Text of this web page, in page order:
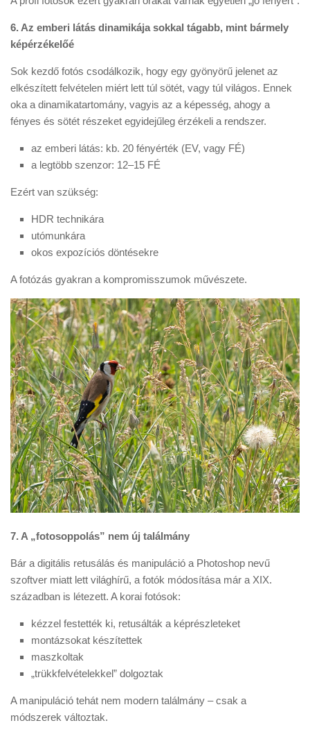
6. Az emberi látás dinamikája sokkal tágabb, mint bármely
képérzékelőé
Sok kezdő fotós csodálkozik, hogy egy gyönyörű jelenet az
elkészített felvételen miért lett túl sötét, vagy túl világos. Ennek
oka a dinamikatartomány, vagyis az a képesség, ahogy a
fényes és sötét részeket egyidejűleg érzékeli a rendszer.
az emberi látás: kb. 20 fényérték (EV, vagy FÉ)
a legtöbb szenzor: 12–15 FÉ
Ezért van szükség:
HDR technikára
utómunkára
okos expozíciós döntésekre
A fotózás gyakran a kompromisszumok művészete.
7. A „fotosoppolás” nem új találmány
Bár a digitális retusálás és manipuláció a Photoshop nevű
szoftver miatt lett világhírű, a fotók módosítása már a XIX.
században is létezett. A korai fotósok:
kézzel festették ki, retusálták a képrészleteket
montázsokat készítettek
maszkoltak
„trükkfelvételekkel” dolgoztak
A manipuláció tehát nem modern találmány – csak a
módszerek változtak.